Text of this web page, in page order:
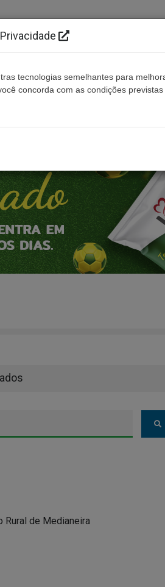
Ouça ao vivo Contato
Rural de Medianeira
tecnologias semelhantes para
concorda com as condições